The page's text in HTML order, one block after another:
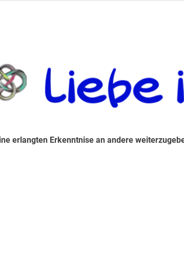
erlangten Erkenntnise an andere